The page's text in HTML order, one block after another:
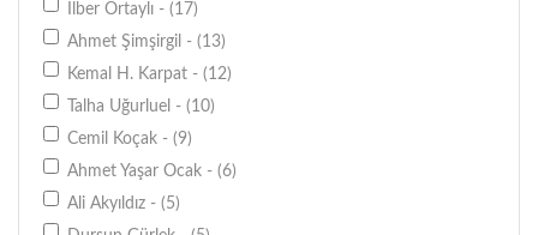
Terörizm-Mafya - (2)
Diğer - (2)
Savaşlar - (2)
Türkiye - (2)
Hitabet-Söyleşi - (2)
Bölgeler-Ülkeler - (1)
İlber Ortaylı - (17)
Ahmet Şimşirgil - (13)
Kemal H. Karpat - (12)
Talha Uğurluel - (10)
Cemil Koçak - (9)
Ahmet Yaşar Ocak - (6)
Ali Akyıldız - (5)